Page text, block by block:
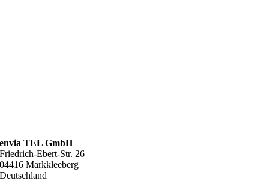
envia TEL GmbH
Friedrich-Ebert-Str. 26
04416 Markkleeberg
Deutschland